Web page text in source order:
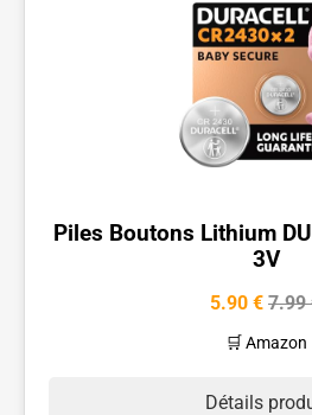
Piles Boutons Lithium
3V
5.90 € 7.99
🛒 Amazon
Détails